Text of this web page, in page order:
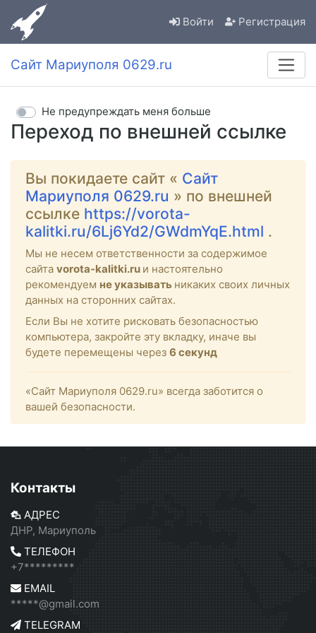
Войти Регистрация
Сайт Мариуполя 0629.ru
Переход по внешней ссылке
Не предупреждать меня больше
Вы покидаете сайт « Сайт
Мариуполя 0629.ru » по внешней
ссылке https://vorota-
kalitki.ru/6Lj6Yd2/GWdmYqE.html .
Мы не несем ответственности за содержимое
сайта vorota-kalitki.ru и настоятельно
рекомендуем не указывать никаких своих личных
данных на сторонних сайтах.
Если Вы не хотите рисковать безопасностью
компьютера, закройте эту вкладку, иначе вы
будете перемещены через 6 секунд
«Сайт Мариуполя 0629.ru» всегда заботится о
вашей безопасности.
Контакты
АДРЕС
ДНР, Мариуполь
ТЕЛЕФОН
+7*********
EMAIL
*****@gmail.com
TELEGRAM